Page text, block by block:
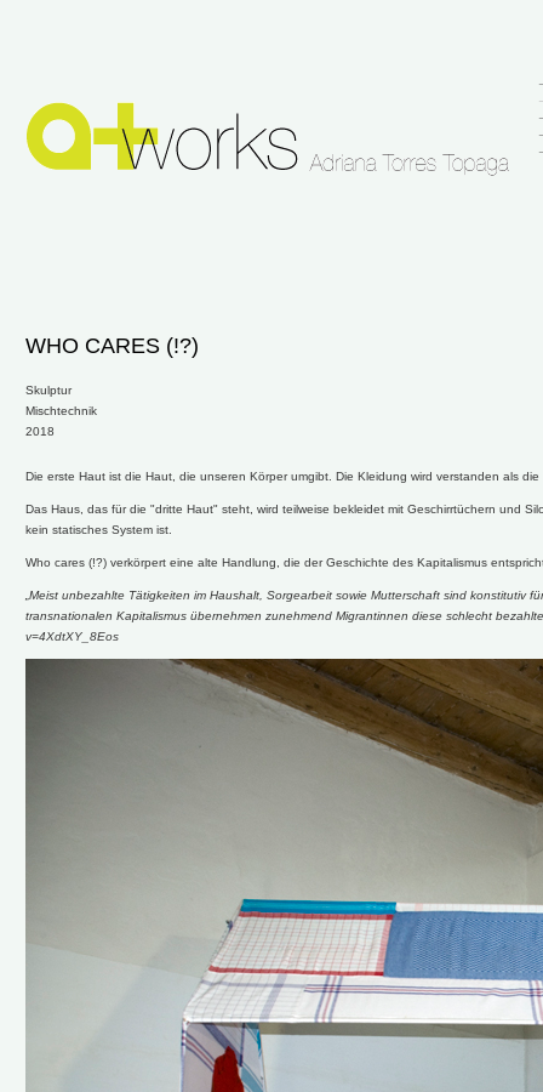
WHO CARES (!?)
Skulptur
Mischtechnik
2018
Die erste Haut ist die Haut, die unseren Körper umgibt. Die Kleidung wird verstanden als die
Das Haus, das für die "dritte Haut" steht, wird teilweise bekleidet mit Geschirrtüchern und
kein statisches System ist.
Who cares (!?) verkörpert eine alte Handlung, die der Geschichte des Kapitalismus
„Meist unbezahlte Tätigkeiten im Haushalt, Sorgearbeit sowie Mutterschaft sind
transnationalen Kapitalismus übernehmen zunehmend Migrantinnen diese schlecht
v=4XdtXY_8Eos